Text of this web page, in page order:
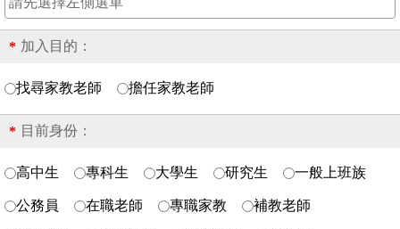
* 加入目的：
找尋家教老師 擔任家教老師
* 目前身份：
高中生 專科生 大學生 研究生 一般上班族
公務員 在職老師 專職家教 補教老師